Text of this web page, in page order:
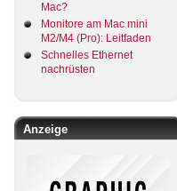
Mac?
Monitore am Mac mini
M2/M4 (Pro): Leitfaden
Schnelles Ethernet
nachrüsten
Anzeige